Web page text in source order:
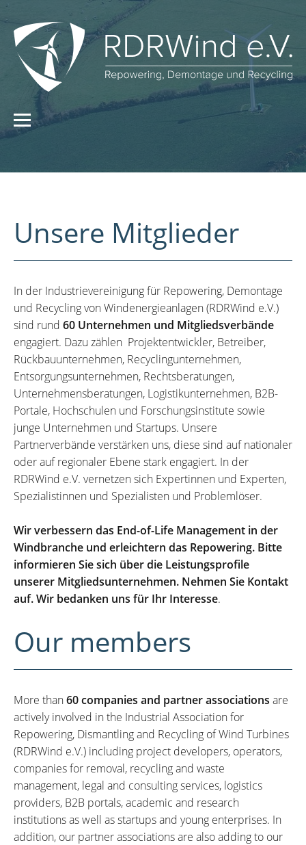
Unsere Mitglieder
In der Industrievereinigung für Repowering, Demontage
und Recycling von Windenergieanlagen (RDRWind e.V.)
sind rund 60 Unternehmen und Mitgliedsverbände
engagiert. Dazu zählen Projektentwickler, Betreiber,
Rückbauunternehmen, Recyclingunternehmen,
Entsorgungsunternehmen, Rechtsberatungen,
Unternehmensberatungen, Logistikunternehmen, B2B-
Portale, Hochschulen und Forschungsinstitute sowie
junge Unternehmen und Startups. Unsere
Partnerverbände verstärken uns, diese sind auf nationaler
oder auf regionaler Ebene stark engagiert. In der
RDRWind e.V. vernetzen sich Expertinnen und Experten,
Spezialistinnen und Spezialisten und Problemlöser.
Wir verbessern das End-of-Life Management in der
Windbranche und erleichtern das Repowering. Bitte
informieren Sie sich über die Leistungsprofile
unserer Mitgliedsunternehmen. Nehmen Sie Kontakt
auf. Wir bedanken uns für Ihr Interesse.
Our members
More than60 companies and partner associations are
actively involved in the Industrial Association for
Repowering, Dismantling and Recycling of Wind Turbines
(RDRWind e.V.) including project developers, operators,
companies for removal, recycling and waste
management, legal and consulting services, logistics
providers, B2B portals, academic and research
institutions as well as startups and young enterprises. In
addition, our partner associations are also adding to our